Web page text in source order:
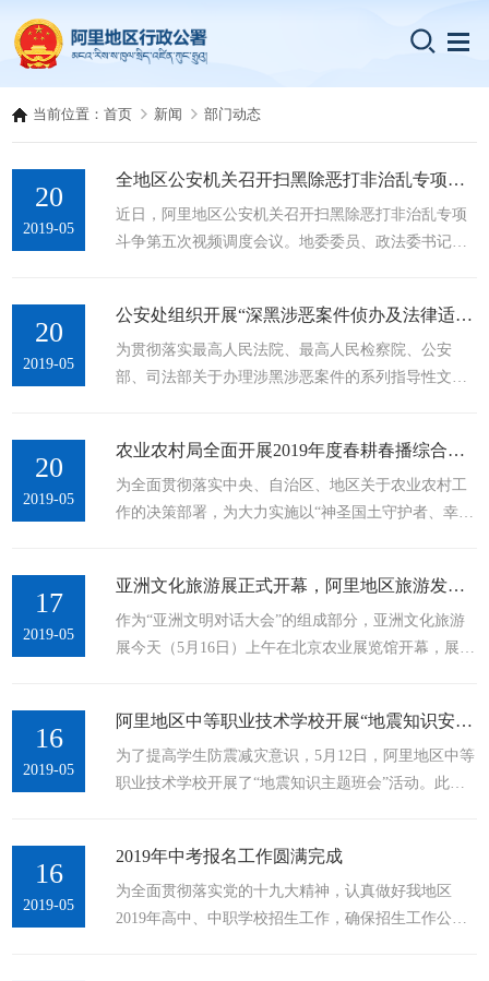
当前位置：首页 新闻 部门动态
20
2019-05
全地区公安机关召开扫黑除恶打非治乱专项斗争第五次视频调度会议
近日，阿里地区公安机关召开扫黑除恶打非治乱专项
斗争第五次视频调度会议。地委委员、政法委书记、
安机关主要负责同志及有关同志参加会议。会上，沈
照山同志就赴革吉、改则、措勤三县督导调研过程中
发现的问题做了强调：一是提高政治站位，坚决贯彻
20
2019-05
公安处组织开展“深黑涉恶案件侦办及法律适用专题讲座”
为贯彻落实最高人民法院、最高人民检察院、公安
部、司法部关于办理涉黑涉恶案件的系列指导性文
民警和扫黑办全体民警进行“涉黑涉恶案件侦办及法律
适用”专题培训。讲座由公安处党委委员、副处长、处
扫黑除恶打非治乱专项斗争领导小组副组长旺杰同志
20
2019-05
农业农村局全面开展2019年度春耕春播综合指导及技术服务
为全面贯彻落实中央、自治区、地区关于农业农村工
作的决策部署，为大力实施以“神圣国土守护者、幸福
重心，以农牧业供给侧结构性改革为主线，以绿色发
展为导向，把稳住粮食生产作为今年农牧业工作的头
等大事，补齐短板，着力稳面积、稳政策、稳产量，
17
2019-05
亚洲文化旅游展正式开幕，阿里地区旅游发展局参展
作为“亚洲文明对话大会”的组成部分，亚洲文化旅游
展今天（5月16日）上午在北京农业展览馆开幕，展会
国文化旅游推介会、旅行商大会、世界遗产影像展、
主宾国推介、主题省（市）推介等形式，展示中国及
亚洲各国文化旅游发展成果，发布文化和旅游产业最
16
2019-05
阿里地区中等职业技术学校开展“地震知识安全主题班会”
为了提高学生防震减灾意识，5月12日，阿里地区中等
职业技术学校开展了“地震知识主题班会”活动。此次
预报发布或地震发生后，安全、有序、迅速进行逃
生。通过此次主题班会，学生们进一步了解了灾难来
临时的学校的应对措施，增强了学生的安全意识和逃
16
2019-05
2019年中考报名工作圆满完成
为全面贯彻落实党的十九大精神，认真做好我地区
2019年高中、中职学校招生工作，确保招生工作公平